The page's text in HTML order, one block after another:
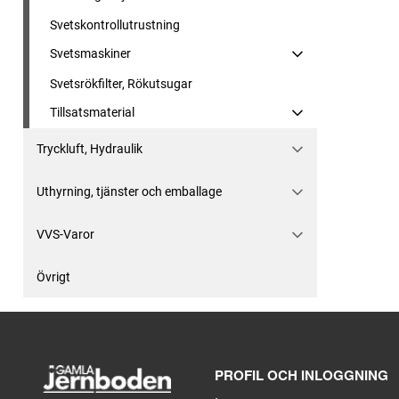
Svetskontrollutrustning
Svetsmaskiner
Svetsrökfilter, Rökutsugar
Tillsatsmaterial
Tryckluft, Hydraulik
Uthyrning, tjänster och emballage
VVS-Varor
Övrigt
PROFIL OCH INLOGGNING